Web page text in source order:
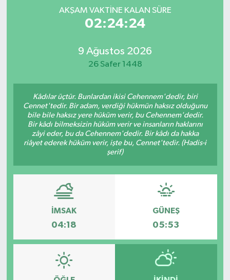
AKŞAM VAKTINE KALAN SÜRE
02:24:23
9 Ağustos 2026
26 Safer 1448
Kâdılar üçtür. Bunlardan ikisi Cehennem'dedir, biri
Cennet'tedir. Bir adam, verdiği hükmün haksız olduğunu
bile bile haksız yere hüküm verir, bu Cehennem'dedir.
Bir kâdı bilmeksizin hüküm verir ve insanların haklarını
zâyi eder, bu da Cehennem'dedir. Bir kâdı da hakka
riâyet ederek hüküm verir, işte bu, Cennet'tedir. (Hadis-i
şerif)
İMSAK
04:18
GÜNEŞ
05:53